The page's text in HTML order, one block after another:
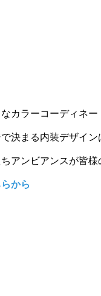
カラーコーディネ
決まる内装デザイ
アンビアンスが皆
から